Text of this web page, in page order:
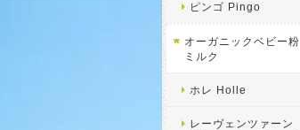
ピンゴ Pingo
オーガニックベビー粉
ミルク
ホレ Holle
レーヴェンツァーン